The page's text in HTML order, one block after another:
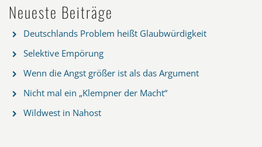
Neueste Beiträge
Deutschlands Problem heißt Glaubwürdigkeit
Selektive Empörung
Wenn die Angst größer ist als das Argument
Nicht mal ein „Klempner der Macht“
Wildwest in Nahost